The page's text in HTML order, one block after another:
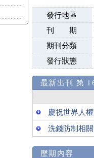
發行地區
刊 期
期刊分類
發行狀態
最新出刊 第
慶祝世界人
洗錢防制相
歷期內容